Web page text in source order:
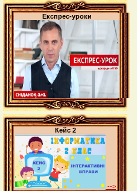
Експрес-уроки
Кейс 2
-->